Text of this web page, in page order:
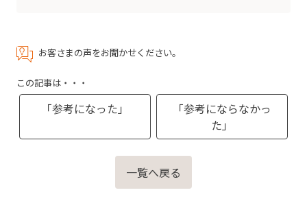
お客さまの声をお聞かせください。
この記事は・・・
「参考になった」
「参考にならなかっ
た」
一覧へ戻る